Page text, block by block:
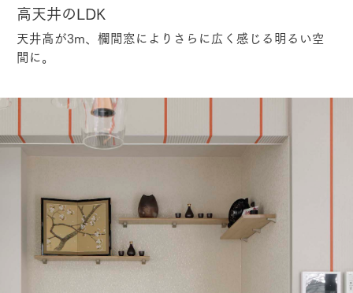
高天井のLDK
天井高が3m、欄間窓によりさらに広く感じる明るい空
間に。